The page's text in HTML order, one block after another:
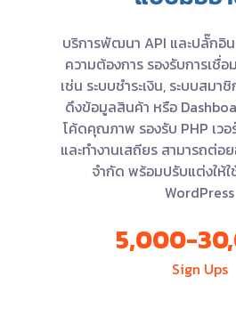
บริการพัฒนา API และปลั๊กอิ
ความต้องการ รองรับการเชื่
เช่น ระบบชำระเงิน, ระบบสมา
ดึงข้อมูลสินค้า หรือ
โค้ดคุณภาพ รองรับ PHP เว
และทำงานเสถียร สามารถต่อ
จำกัด พร้อมปรับแต่งให้ใ
WordPress
5,000-
Sign Ups